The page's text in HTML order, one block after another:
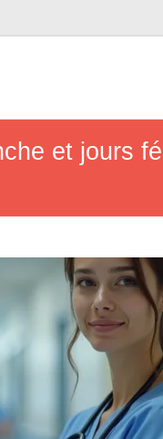
et jours